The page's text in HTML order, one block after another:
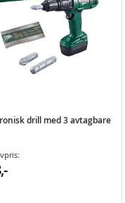
drill med 3 avtagbare